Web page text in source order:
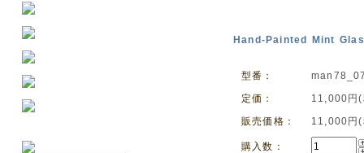
Hand-Painted Mint
型番：
定価：
11,000円
販売価格：
11,000円
購入数：